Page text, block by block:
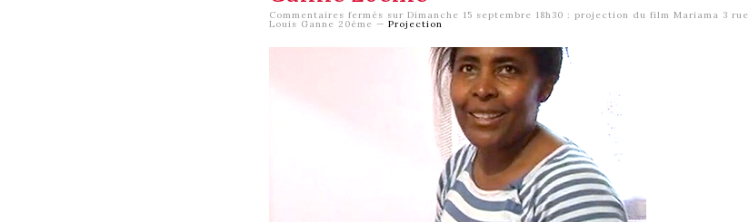
Commentaires fermés sur Dimanche 15 septembre 18h30 : projection du film Mariama 3 rue
Louis Ganne 20éme —Projection